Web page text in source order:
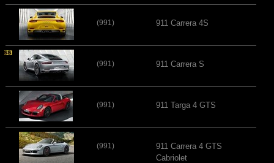
(991) 911 Carrera 4S
(991) 911 Carrera S
(991) 911 Targa 4 GTS
(991)
911 Carrera 4 GTS
Cabriolet